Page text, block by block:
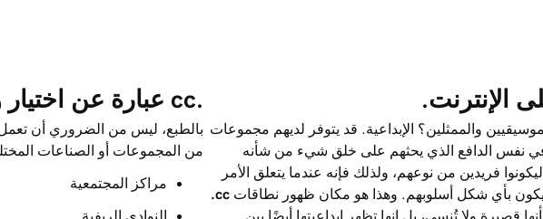
الإنترنت.
والممثلين؟ الإبداعية. قد يتوفر لديهم مجموعات
في نفس الدافع الذي يحثهم على خلق شيء من شأنه
فريدين من نوعهم، ولذلك فإنه عندما يتعلق الأمر
يكون بأي شكل أسلوبهم. وهذا هو مكان ظهور نطاقات ‎.cc
قصيرة ولا تُنسى، بل إنها تظهر إبداعيتها أيضًا بين
.cc عبارة عن اختيار واضح.
بالطبع، ليس من الضروري أن
من المجموعات أو الصناعات
مراكز المجتمعية
النوادي الريفية